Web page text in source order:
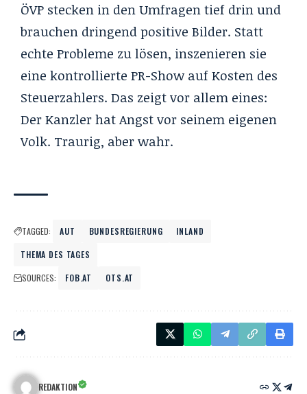
ÖVP stecken in den Umfragen tief drin und
brauchen dringend positive Bilder. Statt
echte Probleme zu lösen, inszenieren sie
eine kontrollierte PR-Show auf Kosten des
Steuerzahlers. Das zeigt vor allem eines:
Der Kanzler hat Angst vor seinem eigenen
Volk. Traurig, aber wahr.
TAGGED: AUT BUNDESREGIERUNG
INLAND
THEMA DES TAGES
SOURCES:
FOB.AT OTS.AT
REDAKTION